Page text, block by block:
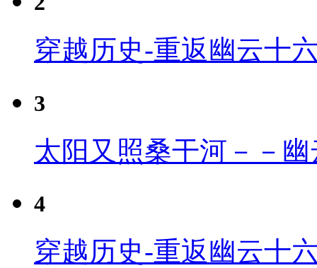
穿越历史-重返幽云十
3
太阳又照桑干河－－
4
穿越历史-重返幽云十